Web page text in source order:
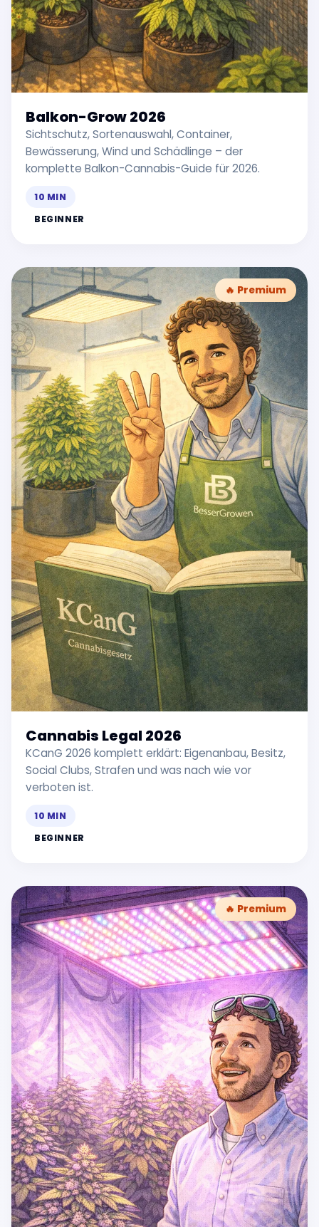
Balkon-Grow 2026
Sichtschutz, Sortenauswahl, Container,
Bewässerung, Wind und Schädlinge – der
komplette Balkon-Cannabis-Guide für 2026.
10 MIN
BEGINNER
🔥 Premium
Cannabis Legal 2026
KCanG 2026 komplett erklärt: Eigenanbau, Besitz,
Social Clubs, Strafen und was nach wie vor
verboten ist.
10 MIN
BEGINNER
🔥 Premium